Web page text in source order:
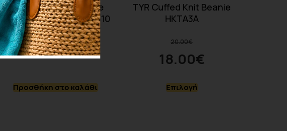
TYR Adult Wrinkle-Free
Silicone Swim Cap LCS510
14.00€ 12.60€
Προσθήκη στο καλάθι
TYR Cuffed Knit Beanie
HKTA3A
20.00€
18.00€
Επιλογή